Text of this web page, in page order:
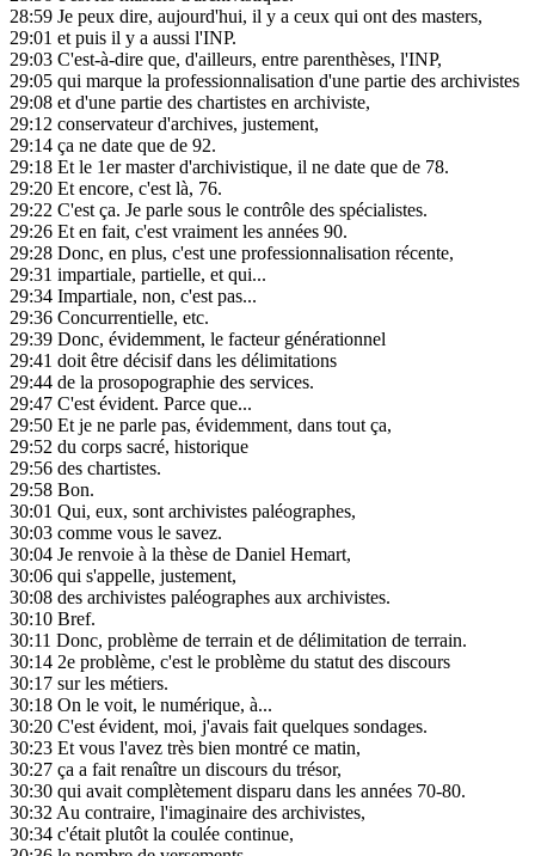
28:59 Je peux dire, aujourd'hui, il y a ceux qui ont des masters,
29:01 et puis il y a aussi l'INP.
29:03 C'est-à-dire que, d'ailleurs, entre parenthèses, l'INP,
29:05 qui marque la professionnalisation d'une partie des archivistes
29:08 et d'une partie des chartistes en archiviste,
29:12 conservateur d'archives, justement,
29:14 ça ne date que de 92.
29:18 Et le 1er master d'archivistique, il ne date que de 78.
29:20 Et encore, c'est là, 76.
29:22 C'est ça. Je parle sous le contrôle des spécialistes.
29:26 Et en fait, c'est vraiment les années 90.
29:28 Donc, en plus, c'est une professionnalisation récente,
29:31 impartiale, partielle, et qui...
29:34 Impartiale, non, c'est pas...
29:36 Concurrentielle, etc.
29:39 Donc, évidemment, le facteur générationnel
29:41 doit être décisif dans les délimitations
29:44 de la prosopographie des services.
29:47 C'est évident. Parce que...
29:50 Et je ne parle pas, évidemment, dans tout ça,
29:52 du corps sacré, historique
29:56 des chartistes.
29:58 Bon.
30:01 Qui, eux, sont archivistes paléographes,
30:03 comme vous le savez.
30:04 Je renvoie à la thèse de Daniel Hemart,
30:06 qui s'appelle, justement,
30:08 des archivistes paléographes aux archivistes.
30:10 Bref.
30:11 Donc, problème de terrain et de délimitation de terrain.
30:14 2e problème, c'est le problème du statut des discours
30:17 sur les métiers.
30:18 On le voit, le numérique, à...
30:20 C'est évident, moi, j'avais fait quelques sondages.
30:23 Et vous l'avez très bien montré ce matin,
30:27 ça a fait renaître un discours du trésor,
30:30 qui avait complètement disparu dans les années 70-80.
30:32Au contraire, l'imaginaire des archivistes,
30:34 c'était plutôt la coulée continue,